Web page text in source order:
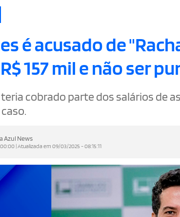
é acusado de
157 mil e não ser
cobrado parte dos salários de
Azul News
| Atualizada em 09/03/2025 - 08:15:11